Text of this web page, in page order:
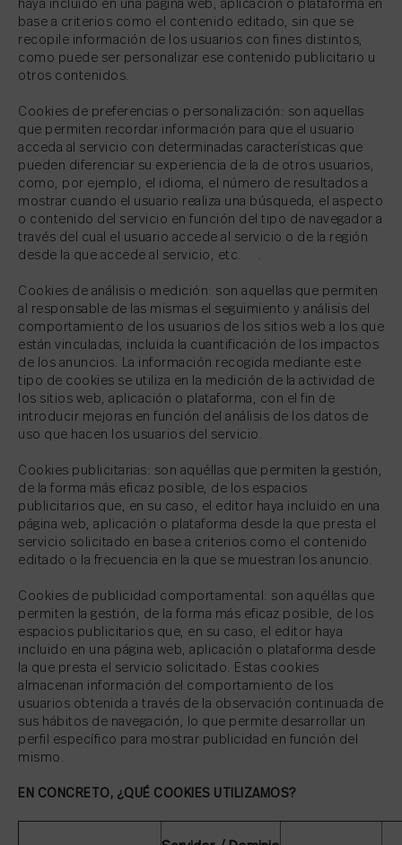
haya incluido en una página web, aplicación o plataforma en
base a criterios como el contenido editado, sin que se
recopile información de los usuarios con fines distintos,
como puede ser personalizar ese contenido publicitario u
otros contenidos.
Cookies de preferencias o personalización: son aquellas
que permiten recordar información para que el usuario
acceda al servicio con determinadas características que
pueden diferenciar su experiencia de la de otros usuarios,
como, por ejemplo, el idioma, el número de resultados a
mostrar cuando el usuario realiza una búsqueda, el aspecto
o contenido del servicio en función del tipo de navegador a
través del cual el usuario accede al servicio o de la región
desde la que accede al servicio, etc. .
Cookies de análisis o medición: son aquellas que permiten
al responsable de las mismas el seguimiento y análisis del
comportamiento de los usuarios de los sitios web a los que
están vinculadas, incluida la cuantificación de los impactos
de los anuncios. La información recogida mediante este
tipo de cookies se utiliza en la medición de la actividad de
los sitios web, aplicación o plataforma, con el fin de
introducir mejoras en función del análisis de los datos de
uso que hacen los usuarios del servicio.
Cookies publicitarias: son aquéllas que permiten la gestión,
de la forma más eficaz posible, de los espacios
publicitarios que, en su caso, el editor haya incluido en una
página web, aplicación o plataforma desde la que presta el
servicio solicitado en base a criterios como el contenido
editado o la frecuencia en la que se muestran los anuncio.
Cookies de publicidad comportamental: son aquéllas que
permiten la gestión, de la forma más eficaz posible, de los
espacios publicitarios que, en su caso, el editor haya
incluido en una página web, aplicación o plataforma desde
la que presta el servicio solicitado. Estas cookies
almacenan información del comportamiento de los
usuarios obtenida a través de la observación continuada de
sus hábitos de navegación, lo que permite desarrollar un
perfil específico para mostrar publicidad en función del
mismo.
EN CONCRETO, ¿QUÉ COOKIES UTILIZAMOS?